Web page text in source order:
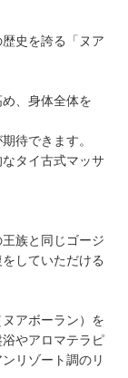
史を誇る「ヌア
、身体全体を
待できます。
タイ古式マッサ
族と同じゴージ
していただける
アボーラン）を
やアロマテラピ
リゾート調のリ